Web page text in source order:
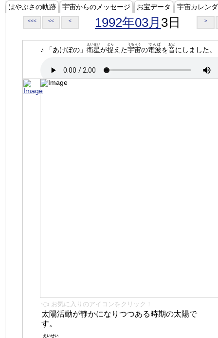
はやぶさの軌跡 宇宙からのメッセージ お宝データ 宇宙カレン
<<< << < 1992年03月 3日 >
♪ 「あけぼの」 衛星
えいせい
が捉
とら
えた宇宙
うちゅう
の電波
でんぱ
を音
おと
にしました。
👈 お気に入りのアイコンをクリック！
太陽活動が静かになりつつある時期の太陽で
す。
えいせい